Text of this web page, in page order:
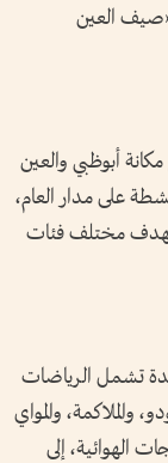
العين
أبوظبي والعين
على مدار العام،
مختلف فئات
10 رياضات جديدة تشمل الرياضات
والملاكمة، والمواي
الهوائية، إلى